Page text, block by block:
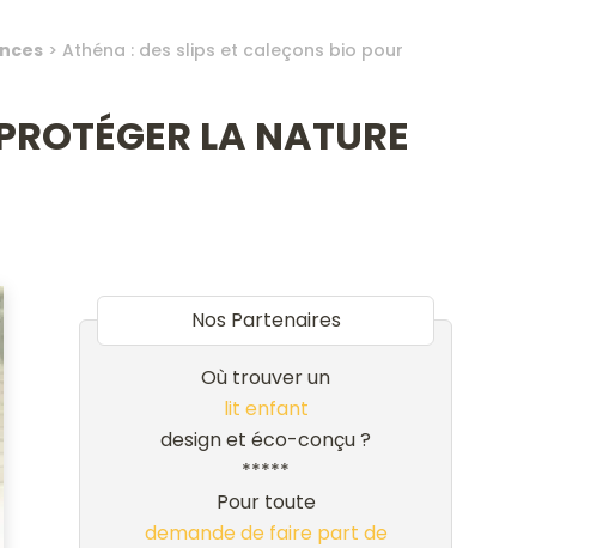
> Athéna : des slips et caleçons bio pour
LA NATURE
Nos Partenaires
Où trouver un
lit enfant
design et éco-conçu ?
*****
Pour toute
demande de faire part de